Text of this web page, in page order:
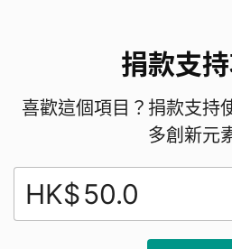
捐款支持
喜歡這個項目？捐款支持
多創新元
HK$